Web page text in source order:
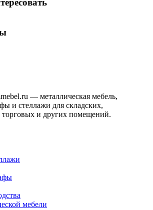
— металлическая мебель,
и стеллажи для складских,
торговых и других помещений.
мебели